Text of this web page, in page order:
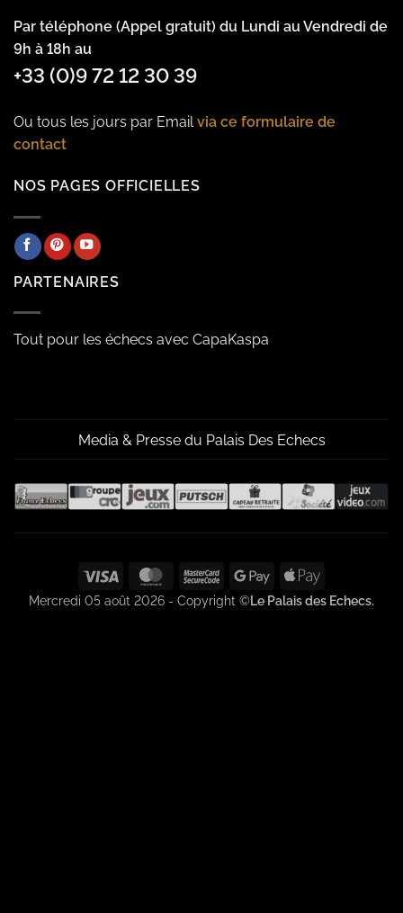
Par téléphone (Appel gratuit) du Lundi au Vendredi de
9h à 18h au
+33 (0)9 72 12 30 39
Ou tous les jours par Emailvia ce formulaire de
contact
NOS PAGES OFFICIELLES
PARTENAIRES
Tout pour les échecs avec CapaKaspa
Media & Presse du Palais Des Echecs
Visa MasterCardMasterCard
2
Google
Pay
Apple
Pay
Mercredi 05 août 2026 - Copyright ©Le Palais des Echecs.